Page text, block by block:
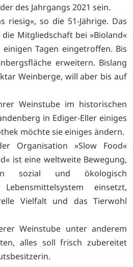
des Jahrgangs 2021 sein.
riesig«, so die 51-Jährige. Das
Mitgliedschaft bei »Bioland«
Tagen eingetroffen. Bis
erweitern. Bislang
Weinberge, will aber bis auf
Weinstube im historischen
in Ediger-Eller einiges
möchte sie einiges ändern.
Organisation »Slow Food«
ist eine weltweite Bewegung,
und ökologisch
einsetzt,
Vielfalt und das Tierwohl
Weinstube unter anderem
alles soll frisch zubereitet